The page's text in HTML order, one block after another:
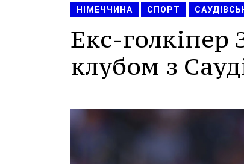
НІМЕЧЧИНА СПОРТ
Екс-голкіпер
клубом з